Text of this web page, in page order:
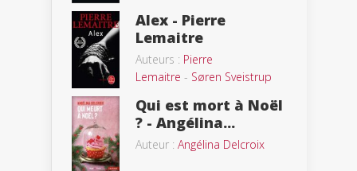
Alex - Pierre
Lemaitre
Auteurs : Pierre
Lemaitre - Søren Sveistrup
Qui est mort à Noël
? - Angélina...
Auteur : Angélina Delcroix